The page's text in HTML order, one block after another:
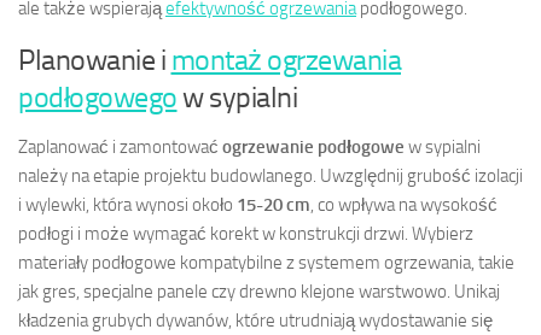
ale także wspierająefektywność ogrzewaniapodłogowego.
Planowanie i montaż ogrzewania
podłogowegow sypialni
Zaplanować i zamontować ogrzewanie podłogowe w sypialni
należy na etapie projektu budowlanego. Uwzględnij grubość izolacji
i wylewki, która wynosi około 15-20 cm, co wpływa na wysokość
podłogi i może wymagać korekt w konstrukcji drzwi. Wybierz
materiały podłogowe kompatybilne z systemem ogrzewania, takie
jak gres, specjalne panele czy drewno klejone warstwowo. Unikaj
kładzenia grubych dywanów, które utrudniają wydostawanie się